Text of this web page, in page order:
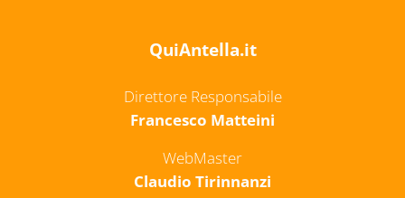
QuiAntella.it
Direttore Responsabile
Francesco Matteini
WebMaster
Claudio Tirinnanzi